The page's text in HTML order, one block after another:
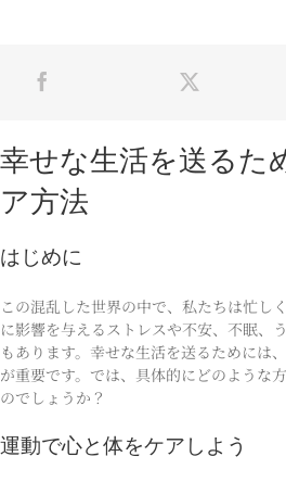
幸せな生活を送るた
ア方法
はじめに
この混乱した世界の中で、私たちは忙し
に影響を与えるストレスや不安、不眠、
もあります。幸せな生活を送るためには
が重要です。では、具体的にどのような
のでしょうか？
運動で心と体をケアしよう